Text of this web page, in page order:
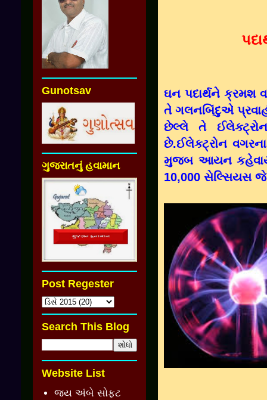
ઘન પદાર્થને ક્રમશ
તે ગલનબિંદુએ
છેલ્લે તે
છે.ઈલેક્ટ્રોન
મુજબ આયન કહેવાય
10,000 સેલ્સિયસ
Gunotsav
ગુજરાતનું હવામાન
Post Regester
Search This Blog
Website List
જય અંબે સોફ્ટ